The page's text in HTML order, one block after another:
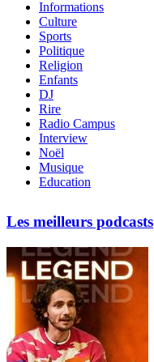
Informations
Culture
Sports
Politique
Religion
Enfants
DJ
Rire
Radio Campus
Interview
Noël
Musique
Education
Les meilleurs podcasts